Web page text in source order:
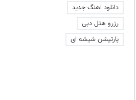
دانلود اهنگ جدید
رزرو هتل دبی
پارتیشن شیشه ای